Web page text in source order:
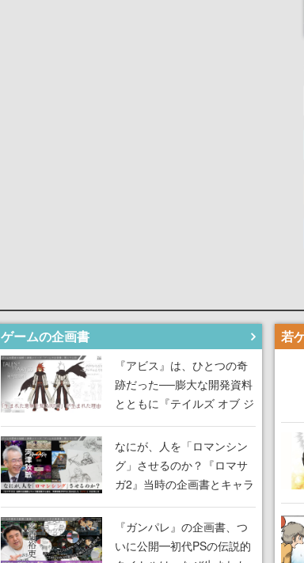
ゲームの企画書
『アビス』は、ひとつの奇
跡だった──膨大な開発資料
とともに『テイルズ オブ ジ
アビス』開発陣に聞く、
「生まれた意味を知る
RPG」が生まれた理由【ゲ
ームの企画書】
なにが、人を「ロマンシン
グ」させるのか？『ロマサ
ガ2』当時の企画書とキャラ
設定画から迫る、河津秋敏
がRPGに生み出した「ロマ
ン」の正体とは【ゲームの
『ガンパレ』の企画書、つ
いに公開━初代PSの伝説的